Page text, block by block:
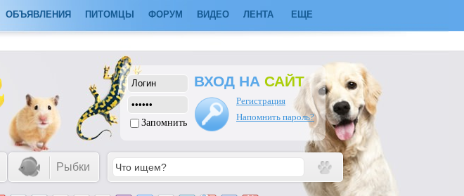
ОБЪЯВЛЕНИЯ ПИТОМЦЫ ФОРУМ ВИДЕО ЛЕНТА ЕЩЕ
Запомнить
ВХОД НА САЙТ
Регистрация
Напомнить пароль?
Рыбки